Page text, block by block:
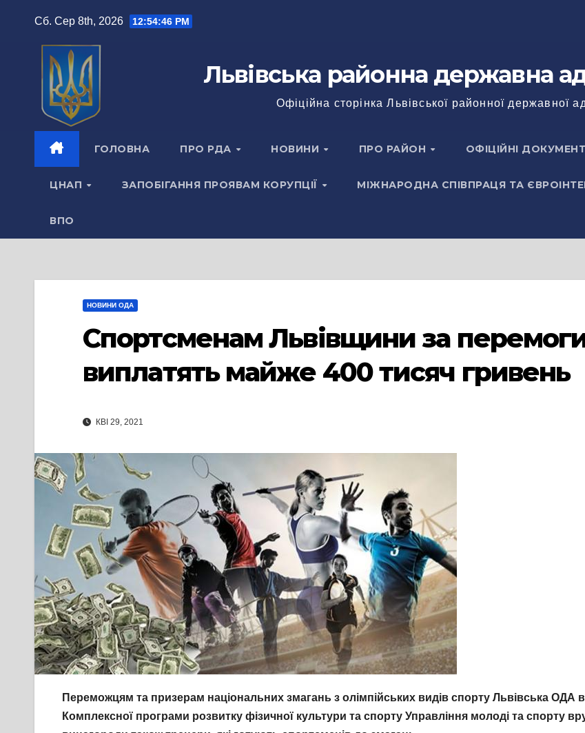
Сб. Сер 8th, 2026 12:54:46 PM
Львівська районна державна
Офіційна сторінка Львівської районної державної
ГОЛОВНА ПРО РДА НОВИНИ ПРО РАЙОН ОФІЦІЙНІ
ЦНАП ЗАПОБІГАННЯ ПРОЯВАМ КОРУПЦІЇ МІЖНАРОДНА СПІВПРАЦЯ ТА
ВПО
НОВИНИ ОДА
Спортсменам Львівщини за
виплатять майже 400 тисяч гривень
КВІ 29, 2021
Переможцям та призерам національних змагань з олімпійських видів спорту Львівська ОДА
Комплексної програми розвитку фізичної культури та спорту Управління молоді та спорту